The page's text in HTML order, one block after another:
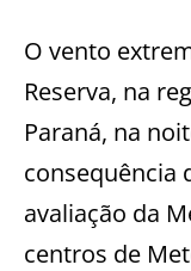
O vento
Reserva, na
Paraná, na
consequência
avaliação da
centros de